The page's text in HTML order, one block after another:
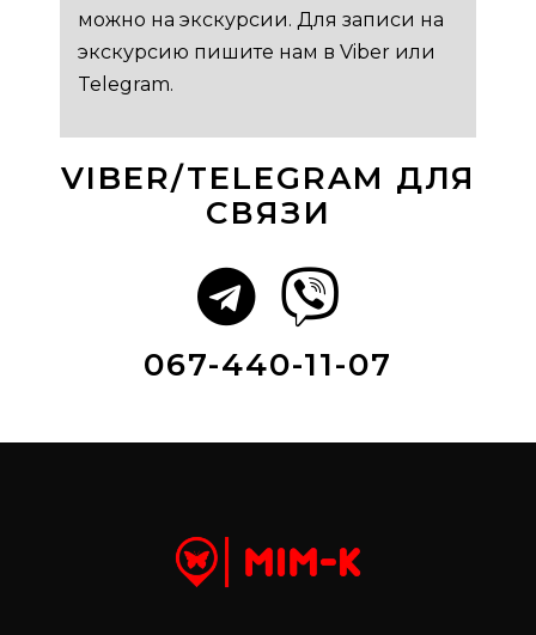
можно на экскурсии. Для записи на
экскурсию пишите нам в Viber или
Telegram.
VIBER/TELEGRAM ДЛЯ
СВЯЗИ
067-440-11-07